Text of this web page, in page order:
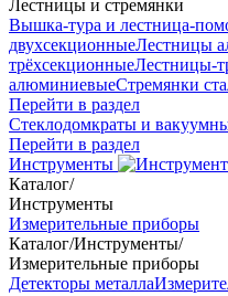
Лестницы и стремянки
Вышка-тура и лестница-
двухсекционныеЛестницы
трёхсекционныеЛестницы-
алюминиевыеСтремянки
Перейти в раздел
Стеклодомкраты и
Перейти в раздел
Инструменты
Каталог/
Инструменты
Измерительные приборы
Каталог/Инструменты/
Измерительные приборы
Детекторы металла